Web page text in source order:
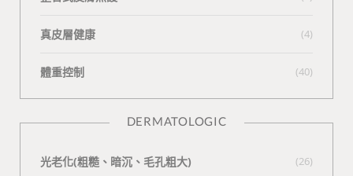
真皮層健康 (4)
體重控制 (40)
DERMATOLOGIC
光老化(粗糙、暗沉、毛孔粗大) (26)